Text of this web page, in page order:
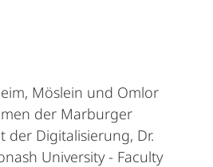
Möslein und Omlor
der Marburger
der Digitalisierung, Dr.
University - Faculty